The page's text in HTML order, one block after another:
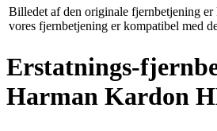
Billedet af den originale fjernbetjening er
vores fjernbetjening er kompatibel med
Erstatnings-
Harman Kardon